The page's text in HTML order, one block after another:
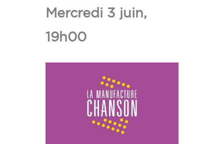
favoris.
Mercredi 3 juin,
19h00